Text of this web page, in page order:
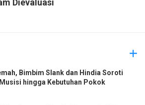
Dievaluasi
Bimbim Slank dan Hindia Soroti
hingga Kebutuhan Pokok